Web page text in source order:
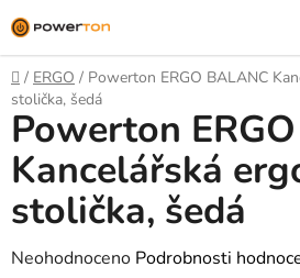
na
obsah
Domů
/ ERGO / Powerton ERGO BALANC
stolička, šedá
Powerton
Kancelářská
stolička, šedá
Průměrné
Neohodnoceno Podrobnosti